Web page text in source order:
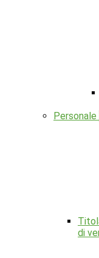
Personale
di